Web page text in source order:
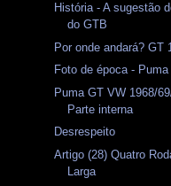
História - A sugestão
do GTB
Por onde andará? GT
Foto de época -
Puma GT VW 1968/
Parte interna
Desrespeito
Artigo (28) Quatro
Larga